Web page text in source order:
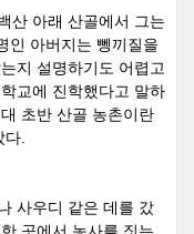
산 아래 산골에서 그는
인 아버지는 뼁끼질을
지 설명하기도 어렵고
교에 진학했다고 말하
초반 산골 농촌이란
다.
사우디 같은 데를 갔